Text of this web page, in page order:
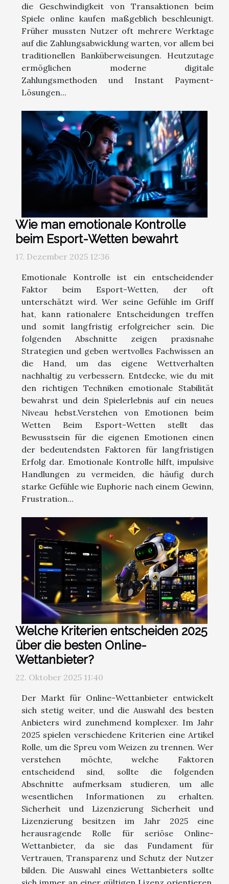
die Geschwindigkeit von Transaktionen beim
Spiele online kaufen maßgeblich beschleunigt.
Früher mussten Nutzer oft mehrere Werktage
auf die Zahlungsabwicklung warten, vor allem bei
traditionellen Banküberweisungen. Heutzutage
ermöglichen moderne digitale
Zahlungsmethoden und Instant Payment-
Lösungen...
Wie man emotionale Kontrolle
beim Esport-Wetten bewahrt
17. Dezember 2025 12:36
Emotionale Kontrolle ist ein entscheidender
Faktor beim Esport-Wetten, der oft
unterschätzt wird. Wer seine Gefühle im Griff
hat, kann rationalere Entscheidungen treffen
und somit langfristig erfolgreicher sein. Die
folgenden Abschnitte zeigen praxisnahe
Strategien und geben wertvolles Fachwissen an
die Hand, um das eigene Wettverhalten
nachhaltig zu verbessern. Entdecke, wie du mit
den richtigen Techniken emotionale Stabilität
bewahrst und dein Spielerlebnis auf ein neues
Niveau hebst.Verstehen von Emotionen beim
Wetten Beim Esport-Wetten stellt das
Bewusstsein für die eigenen Emotionen einen
der bedeutendsten Faktoren für langfristigen
Erfolg dar. Emotionale Kontrolle hilft, impulsive
Handlungen zu vermeiden, die häufig durch
starke Gefühle wie Euphorie nach einem Gewinn,
Frustration...
Welche Kriterien entscheiden 2025
über die besten Online-
Wettanbieter?
22. Oktober 2025 11:40
Der Markt für Online-Wettanbieter entwickelt
sich stetig weiter, und die Auswahl des besten
Anbieters wird zunehmend komplexer. Im Jahr
2025 spielen verschiedene Kriterien eine Artikel
Rolle, um die Spreu vom Weizen zu trennen. Wer
verstehen möchte, welche Faktoren
entscheidend sind, sollte die folgenden
Abschnitte aufmerksam studieren, um alle
wesentlichen Informationen zu erhalten.
Sicherheit und Lizenzierung Sicherheit und
Lizenzierung besitzen im Jahr 2025 eine
herausragende Rolle für seriöse Online-
Wettanbieter, da sie das Fundament für
Vertrauen, Transparenz und Schutz der Nutzer
bilden. Die Auswahl eines Wettanbieters sollte